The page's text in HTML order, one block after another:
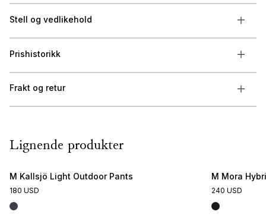
Stell og vedlikehold
Prishistorikk
Frakt og retur
Lignende produkter
M Kallsjö Light Outdoor Pants
180 USD
M Mora
240 USD